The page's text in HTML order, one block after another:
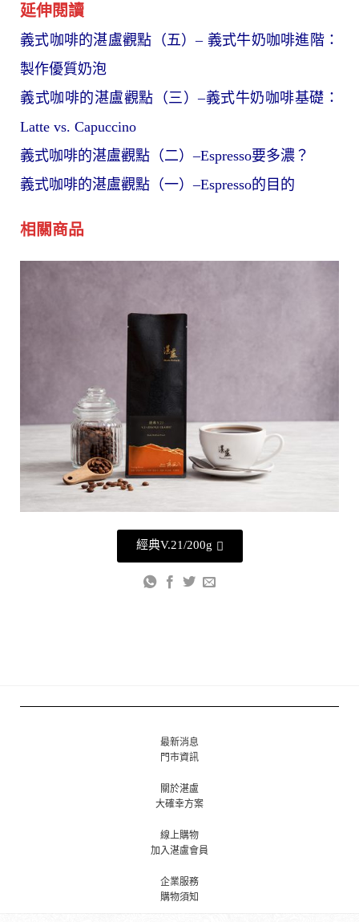
延伸閱讀
義式咖啡的湛盧觀點（五）– 義式牛奶咖啡進階：
製作優質奶泡
義式咖啡的湛盧觀點（三）–義式牛奶咖啡基礎：
Latte vs. Capuccino
義式咖啡的湛盧觀點（二）–Espresso要多濃？
義式咖啡的湛盧觀點（一）–Espresso的目的
相關商品
經典V.21/200g
最新消息
門市資訊
關於湛盧
大確幸方案
線上購物
加入湛盧會員
企業服務
購物須知